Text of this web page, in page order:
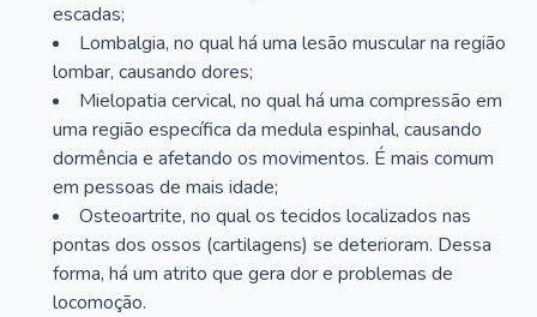
escadas;
Lombalgia, no qual há uma lesão muscular na região
lombar, causando dores;
Mielopatia cervical, no qual há uma compressão em
uma região específica da medula espinhal, causando
dormência e afetando os movimentos. É mais comum
em pessoas de mais idade;
Osteoartrite, no qual os tecidos localizados nas
pontas dos ossos (cartilagens) se deterioram. Dessa
forma, há um atrito que gera dor e problemas de
locomoção.